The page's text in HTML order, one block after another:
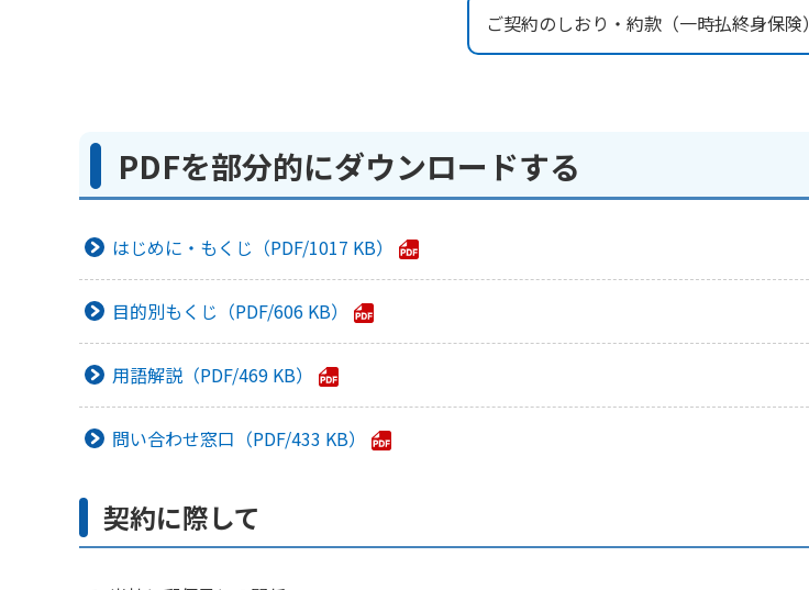
ご契約のしおり・約款（一時払終身保険）
PDFを部分的にダウンロードする
はじめに・もくじ 1017 KB
目的別もくじ 606 KB
用語解説 469 KB
問い合わせ窓口 433 KB
契約に際して